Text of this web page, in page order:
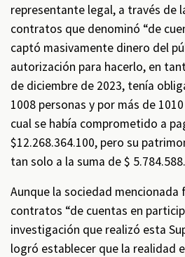
representante legal, a través de
contratos que denominó “de
captó masivamente dinero del
autorización para hacerlo, en
de diciembre de 2023, tenía
1008 personas y por más de
cual se había comprometido a
$12.268.364.100, pero su
tan solo a la suma de $ 5.784.588.
Aunque la sociedad
contratos “de cuentas en
investigación que realizó esta
logró establecer que la realidad